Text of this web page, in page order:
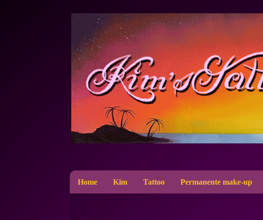
Home Kim Tattoo Permanente make-up